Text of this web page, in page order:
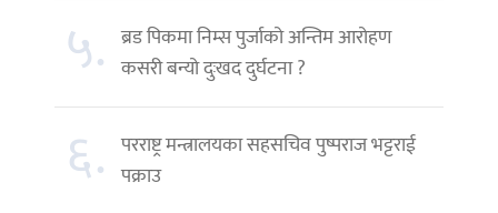
५. ब्रड पिकमा निम्स पुर्जाको अन्तिम आरोहण
कसरी बन्यो दुःखद दुर्घटना ?
६. परराष्ट्र मन्त्रालयका सहसचिव पुष्पराज भट्टराई
पक्राउ